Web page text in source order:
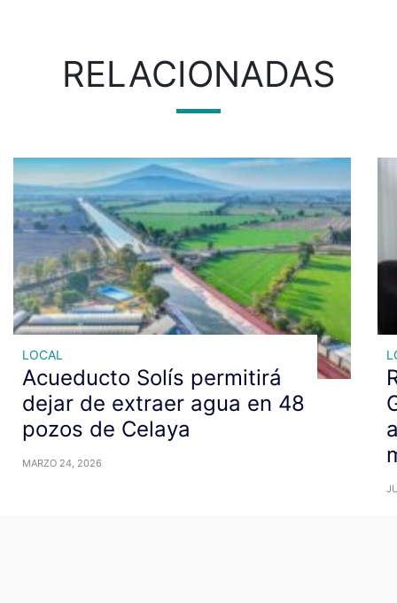
RELACIONADAS
LOCAL
Acueducto Solís permitirá
dejar de extraer agua en 48
pozos de Celaya
MARZO 24, 2026